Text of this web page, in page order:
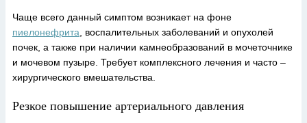
Чаще всего данный симптом возникает на фоне
пиелонефрита , воспалительных заболеваний и опухолей
почек, а также при наличии камнеобразований в мочеточнике
и мочевом пузыре. Требует комплексного лечения и часто –
хирургического вмешательства.
Резкое повышение артериального давления